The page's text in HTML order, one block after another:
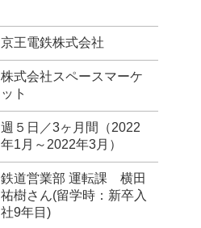
京王電鉄株式会社
株式会社スペースマーケ
ット
週５日／3ヶ月間（2022
年1月～2022年3月）
鉄道営業部 運転課 横田
祐樹さん(留学時：新卒入
社9年目)